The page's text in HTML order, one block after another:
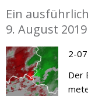
Ein
9. August
2-
Der